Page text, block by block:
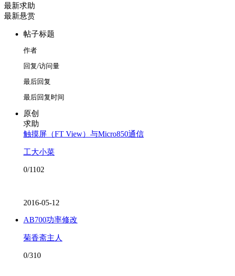
最新求助
最新悬赏
帖子标题
作者
回复/访问量
最后回复
最后回复时间
原创
求助
触摸屏（FT View）与Micro850通信
工大小菜
0/1102
2016-05-12
AB700功率修改
菊香斋主人
0/310